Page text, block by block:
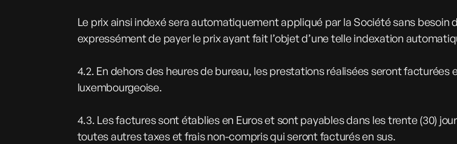
Le prix ainsi indexé sera automatiquement appliqué par la Société sans
expressément de payer le prix ayant fait l’objet d’une telle indexation
4.2. En dehors des heures de bureau, les prestations réalisées seront
luxembourgeoise.
4.3. Les factures sont établies en Euros et sont payables dans les trente (30)
toutes autres taxes et frais non-compris qui seront facturés en sus.